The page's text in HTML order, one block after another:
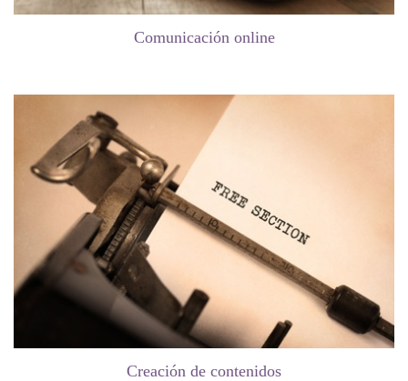
Comunicación online
Creación de contenidos